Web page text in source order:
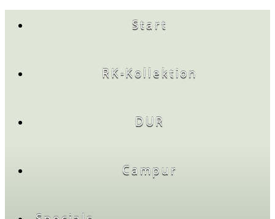
Start
RK-Kollektion
DUR
Campur